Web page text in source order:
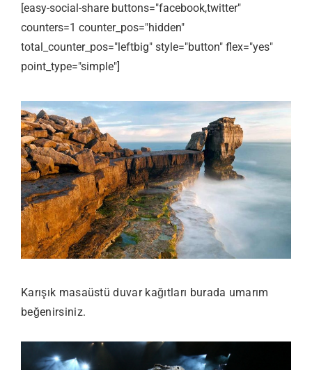
[easy-social-share buttons="facebook,twitter"
counters=1 counter_pos="hidden"
total_counter_pos="leftbig" style="button" flex="yes"
point_type="simple"]
Karışık masaüstü duvar kağıtları burada umarım
beğenirsiniz.